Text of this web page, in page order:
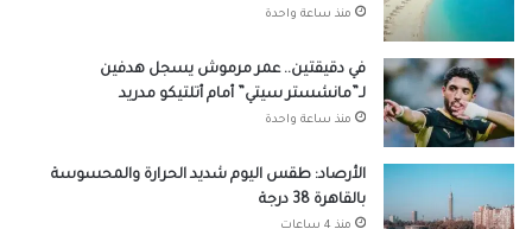
منذ ساعة واحدة
في دقيقتين.. عمر مرموش يسجل هدفين
لـ”مانشستر سيتي” أمام أتلتيكو مدريد
منذ ساعة واحدة
الأرصاد: طقس اليوم شديد الحرارة والمحسوسة
بالقاهرة 38 درجة
منذ 4 ساعات